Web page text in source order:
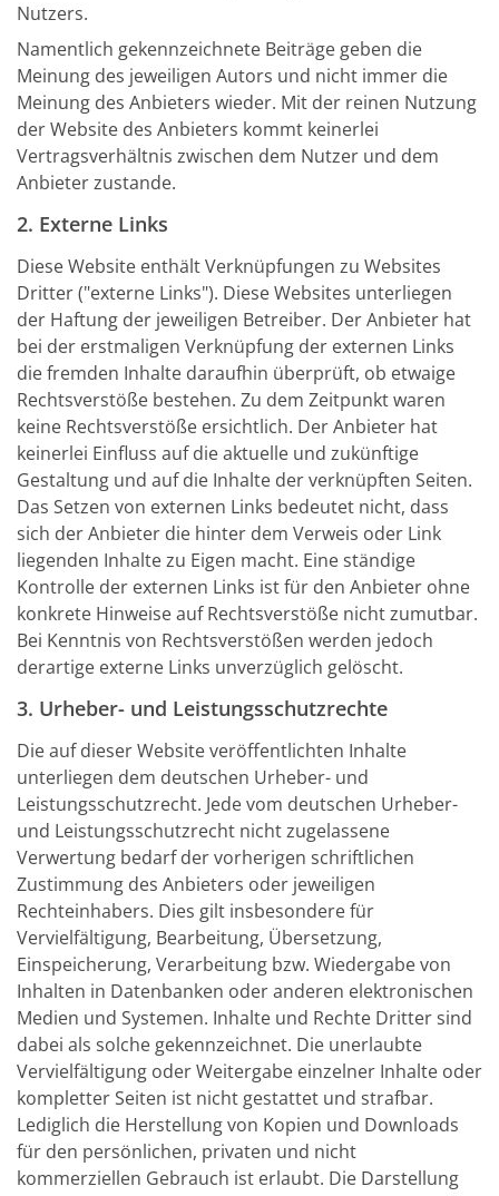
Nutzers.
Namentlich gekennzeichnete Beiträge geben die
Meinung des jeweiligen Autors und nicht immer die
Meinung des Anbieters wieder. Mit der reinen Nutzung
der Website des Anbieters kommt keinerlei
Vertragsverhältnis zwischen dem Nutzer und dem
Anbieter zustande.
2. Externe Links
Diese Website enthält Verknüpfungen zu Websites
Dritter ("externe Links"). Diese Websites unterliegen
der Haftung der jeweiligen Betreiber. Der Anbieter hat
bei der erstmaligen Verknüpfung der externen Links
die fremden Inhalte daraufhin überprüft, ob etwaige
Rechtsverstöße bestehen. Zu dem Zeitpunkt waren
keine Rechtsverstöße ersichtlich. Der Anbieter hat
keinerlei Einfluss auf die aktuelle und zukünftige
Gestaltung und auf die Inhalte der verknüpften Seiten.
Das Setzen von externen Links bedeutet nicht, dass
sich der Anbieter die hinter dem Verweis oder Link
liegenden Inhalte zu Eigen macht. Eine ständige
Kontrolle der externen Links ist für den Anbieter ohne
konkrete Hinweise auf Rechtsverstöße nicht zumutbar.
Bei Kenntnis von Rechtsverstößen werden jedoch
derartige externe Links unverzüglich gelöscht.
3. Urheber- und Leistungsschutzrechte
Die auf dieser Website veröffentlichten Inhalte
unterliegen dem deutschen Urheber- und
Leistungsschutzrecht. Jede vom deutschen Urheber-
und Leistungsschutzrecht nicht zugelassene
Verwertung bedarf der vorherigen schriftlichen
Zustimmung des Anbieters oder jeweiligen
Rechteinhabers. Dies gilt insbesondere für
Vervielfältigung, Bearbeitung, Übersetzung,
Einspeicherung, Verarbeitung bzw. Wiedergabe von
Inhalten in Datenbanken oder anderen elektronischen
Medien und Systemen. Inhalte und Rechte Dritter sind
dabei als solche gekennzeichnet. Die unerlaubte
Vervielfältigung oder Weitergabe einzelner Inhalte oder
kompletter Seiten ist nicht gestattet und strafbar.
Lediglich die Herstellung von Kopien und Downloads
für den persönlichen, privaten und nicht
kommerziellen Gebrauch ist erlaubt. Die Darstellung